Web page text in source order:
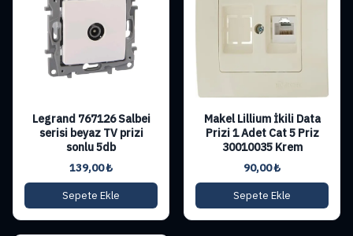
Legrand 767126 Salbei
serisi beyaz TV prizi
sonlu 5db
139,00₺
Sepete Ekle
Makel Lillium İkili Data
Prizi 1 Adet Cat 5 Priz
30010035 Krem
90,00₺
Sepete Ekle